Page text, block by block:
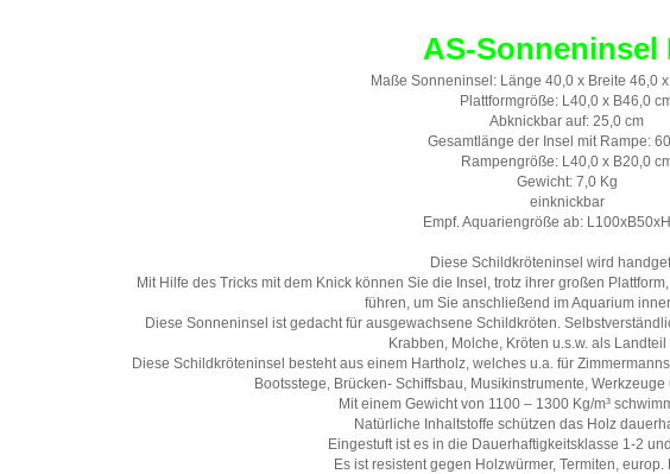
AS-Sonneninsel
Maße Sonneninsel: Länge 40,0 x Breite 46,0
Plattformgröße: L40,0 x B46,0
Abknickbar auf: 25,0 cm
Gesamtlänge der Insel mit Rampe:
Rampengröße: L40,0 x B20,0
Gewicht: 7,0 Kg
einknickbar
Empf. Aquariengröße ab:
Diese Schildkröteninsel wird
Mit Hilfe des Tricks mit dem Knick können Sie die Insel, trotz ihrer großen
führen, um Sie anschließend im Aquarium
Diese Sonneninsel ist gedacht für ausgewachsene Schildkröten.
Krabben, Molche, Kröten u.s.w. als
Diese Schildkröteninsel besteht aus einem Hartholz, welches u.a. für
Bootsstege, Brücken- Schiffsbau, Musikinstrumente,
Mit einem Gewicht von 1100 – 1300 Kg/m³
Natürliche Inhaltstoffe schützen das Holz
Eingestuft ist es in die Dauerhaftigkeitsklasse 1-2
Es ist resistent gegen Holzwürmer, Termiten,